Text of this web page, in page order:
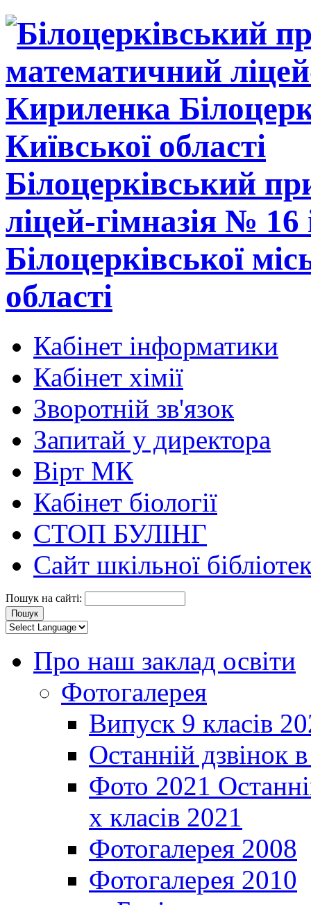
Білоцерківський
ліцей-гімназія №
Білоцерківської
області
Кабінет інформатики
Кабінет хімії
Зворотній зв'язок
Запитай у директора
Вірт МК
Кабінет біології
СТОП БУЛІНГ
Сайт шкільної
Пошук на сайті:
Про наш заклад освіти
Фотогалерея
Випуск 9 класів
Останній дзвінок
Фото 2021
х класів 2021
Фотогалерея 2008
Фотогалерея 2010